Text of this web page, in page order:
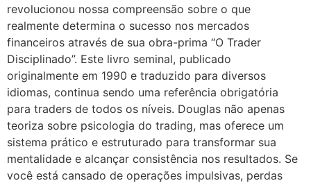
revolucionou nossa compreensão sobre o que
realmente determina o sucesso nos mercados
financeiros através de sua obra-prima “O Trader
Disciplinado”. Este livro seminal, publicado
originalmente em 1990 e traduzido para diversos
idiomas, continua sendo uma referência obrigatória
para traders de todos os níveis. Douglas não apenas
teoriza sobre psicologia do trading, mas oferece um
sistema prático e estruturado para transformar sua
mentalidade e alcançar consistência nos resultados. Se
você está cansado de operações impulsivas, perdas